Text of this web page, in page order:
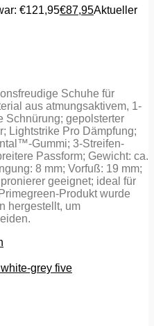
€121,95€87,95Aktueller
Schuhe für
aus atmungsaktivem, 1-
Schnürung; gepolsterter
Lightstrike Pro Dämpfung;
Gummi; 3-Streifen-
Passform; Gewicht: ca.
8 mm; Vorfuß: 19 mm;
geeignet; ideal für
Produkt wurde
hergestellt, um
grey five